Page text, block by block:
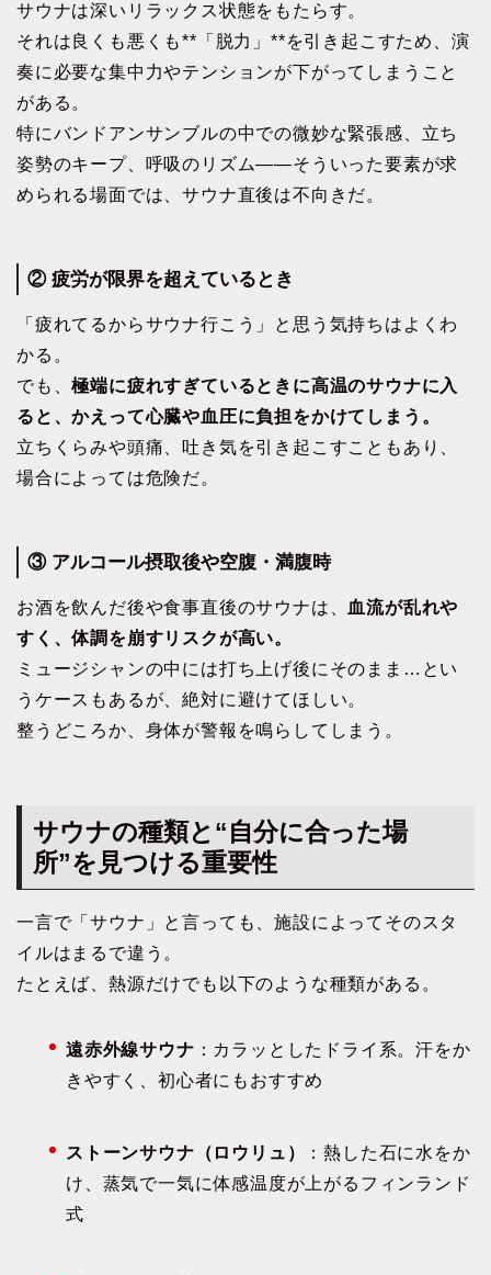
サウナは深いリラックス状態をもたらす。
それは良くも悪くも**「脱力」**を引き起こすため、演
奏に必要な集中力やテンションが下がってしまうこと
がある。
特にバンドアンサンブルの中での微妙な緊張感、立ち
姿勢のキープ、呼吸のリズム――そういった要素が求
められる場面では、サウナ直後は不向きだ。
② 疲労が限界を超えているとき
「疲れてるからサウナ行こう」と思う気持ちはよくわ
かる。
でも、極端に疲れすぎているときに高温のサウナに入
ると、かえって心臓や血圧に負担をかけてしまう。
立ちくらみや頭痛、吐き気を引き起こすこともあり、
場合によっては危険だ。
③ アルコール摂取後や空腹・満腹時
お酒を飲んだ後や食事直後のサウナは、 血流が乱れや
すく、体調を崩すリスクが高い。
ミュージシャンの中には打ち上げ後にそのまま…とい
うケースもあるが、絶対に避けてほしい。
整うどころか、身体が警報を鳴らしてしまう。
サウナの種類と“自分に合った場
所”を見つける重要性
一言で「サウナ」と言っても、施設によってそのスタ
イルはまるで違う。
たとえば、熱源だけでも以下のような種類がある。
遠赤外線サウナ ：カラッとしたドライ系。汗をか
きやすく、初心者にもおすすめ
ストーンサウナ（ロウリュ）
：熱した石に水をか
け、蒸気で一気に体感温度が上がるフィンランド
式